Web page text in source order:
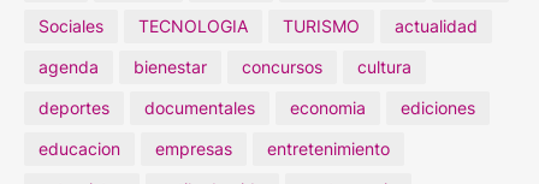
Sociales
TECNOLOGIA TURISMO
actualidad
agenda
bienestar concursos
cultura
deportes
documentales economia
ediciones
educacion
empresas
entretenimiento